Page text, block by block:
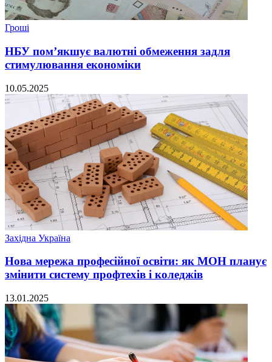
Гроші
НБУ пом’якшує валютні обмеження задля
стимулювання економіки
10.05.2025
Західна Україна
Нова мережа професійної освіти: як МОН планує
змінити систему профтехів і коледжів
13.01.2025